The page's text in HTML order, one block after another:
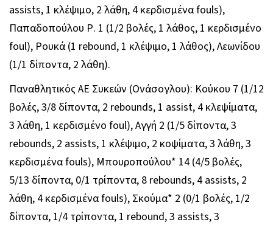
assists, 1 κλέψιμο, 2 λάθη, 4 κερδισμένα fouls),
Παπαδοπούλου Ρ. 1 (1/2 βολές, 1 λάθος, 1 κερδισμένο
foul), Ρουκά (1 rebound, 1 κλέψιμο, 1 λάθος), Λεωνίδου
(1/1 δίποντα, 2 λάθη).
Παναθλητικός ΑΕ Συκεών (Ονάσογλου): Κούκου 7 (1/12
βολές, 3/8 δίποντα, 2 rebounds, 1 assist, 4 κλεψίματα,
3 λάθη, 1 κερδισμένο foul), Αγγή 2 (1/5 δίποντα, 3
rebounds, 2 assists, 1 κλέψιμο, 2 κοψίματα, 3 λάθη, 3
κερδισμένα fouls), Μπουροπούλου* 14 (4/5 βολές,
5/13 δίποντα, 0/1 τρίποντα, 8 rebounds, 4 assists, 2
λάθη, 4 κερδισμένα fouls), Σκούμα* 2 (0/1 βολές, 1/2
δίποντα, 1/4 τρίποντα, 1 rebound, 3 assists, 3